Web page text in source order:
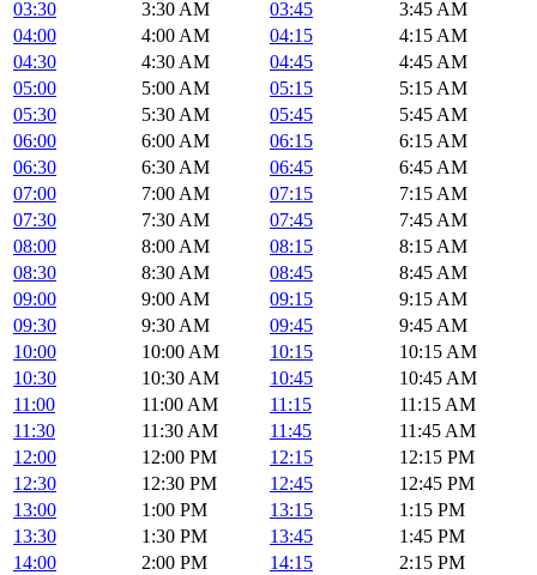
03:30
3:30 AM 03:45
3:45 AM
04:00
4:00 AM 04:15
4:15 AM
04:30
4:30 AM 04:45
4:45 AM
05:00
5:00 AM 05:15
5:15 AM
05:30
5:30 AM 05:45
5:45 AM
06:00
6:00 AM 06:15
6:15 AM
06:30
6:30 AM 06:45
6:45 AM
07:00
7:00 AM 07:15
7:15 AM
07:30
7:30 AM 07:45
7:45 AM
08:00
8:00 AM 08:15
8:15 AM
08:30
8:30 AM 08:45
8:45 AM
09:00
9:00 AM 09:15
9:15 AM
09:30
9:30 AM 09:45
9:45 AM
10:00
10:00 AM 10:15
10:15 AM
10:30
10:30 AM 10:45
10:45 AM
11:00
11:00 AM 11:15
11:15 AM
11:30
11:30 AM 11:45
11:45 AM
12:00
12:00 PM 12:15
12:15 PM
12:30
12:30 PM 12:45
12:45 PM
13:00
1:00 PM 13:15
1:15 PM
13:30
1:30 PM 13:45
1:45 PM
14:00
2:00 PM 14:15
2:15 PM